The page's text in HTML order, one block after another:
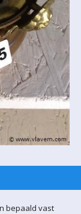
bepaald vast